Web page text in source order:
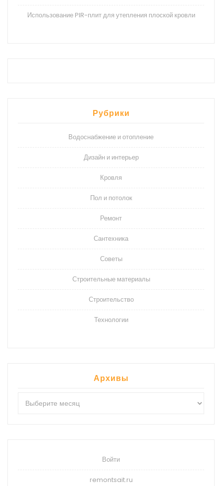
Использование PIR-плит для утепления плоской кровли
Рубрики
Водоснабжение и отопление
Дизайн и интерьер
Кровля
Пол и потолок
Ремонт
Сантехника
Советы
Строительные материалы
Строительство
Технологии
Архивы
Войти
remontsait.ru